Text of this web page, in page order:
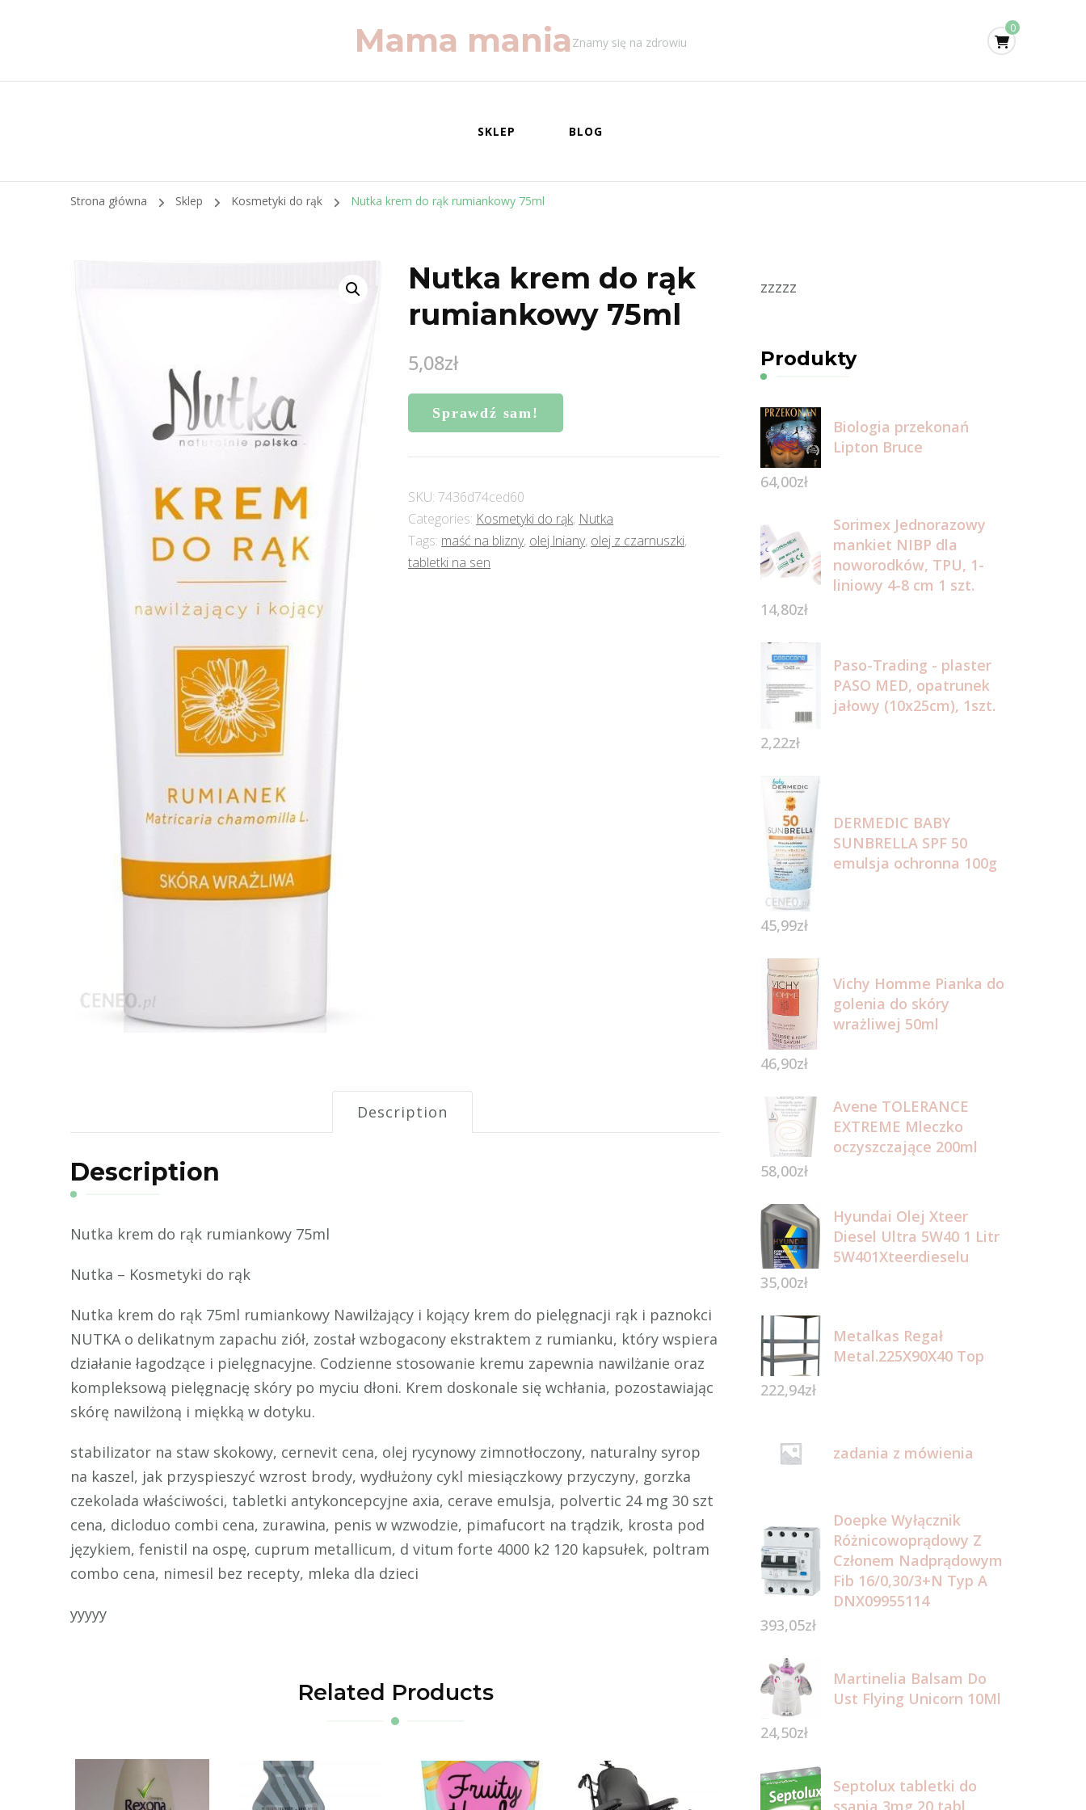
Mama mania Znamy się na zdrowiu
0
SKLEP BLOG
Strona główna Sklep Kosmetyki do rąk Nutka krem do rąk rumiankowy 75ml
Nutka krem do rąk
rumiankowy 75ml
5,08zł
Sprawdź sam!
SKU: 7436d74ced60
Categories: Kosmetyki do rąk, Nutka
Tags: maść na blizny, olej lniany, olej z czarnuszki,
tabletki na sen
Description
Description
Nutka krem do rąk rumiankowy 75ml
Nutka – Kosmetyki do rąk
Nutka krem do rąk 75ml rumiankowy Nawilżający i kojący krem do pielęgnacji rąk i paznokci
NUTKA o delikatnym zapachu ziół, został wzbogacony ekstraktem z rumianku, który wspiera
działanie łagodzące i pielęgnacyjne. Codzienne stosowanie kremu zapewnia nawilżanie oraz
kompleksową pielęgnację skóry po myciu dłoni. Krem doskonale się wchłania, pozostawiając
skórę nawilżoną i miękką w dotyku.
stabilizator na staw skokowy, cernevit cena, olej rycynowy zimnotłoczony, naturalny syrop
na kaszel, jak przyspieszyć wzrost brody, wydłużony cykl miesiączkowy przyczyny, gorzka
czekolada właściwości, tabletki antykoncepcyjne axia, cerave emulsja, polvertic 24 mg 30 szt
cena, dicloduo combi cena, zurawina, penis w wzwodzie, pimafucort na trądzik, krosta pod
językiem, fenistil na ospę, cuprum metallicum, d vitum forte 4000 k2 120 kapsułek, poltram
combo cena, nimesil bez recepty, mleka dla dzieci
yyyyy
Related Products
zzzzz
Produkty
Biologia przekonań
Lipton Bruce
64,00zł
Sorimex Jednorazowy
mankiet NIBP dla
noworodków, TPU, 1-
liniowy 4-8 cm 1 szt.
14,80zł
Paso-Trading - plaster
PASO MED, opatrunek
jałowy (10x25cm), 1szt.
2,22zł
DERMEDIC BABY
SUNBRELLA SPF 50
emulsja ochronna 100g
45,99zł
Vichy Homme Pianka do
golenia do skóry
wrażliwej 50ml
46,90zł
Avene TOLERANCE
EXTREME Mleczko
oczyszczające 200ml
58,00zł
Hyundai Olej Xteer
Diesel Ultra 5W40 1 Litr
5W401Xteerdieselu
35,00zł
Metalkas Regał
Metal.225X90X40 Top
222,94zł
zadania z mówienia
Doepke Wyłącznik
Różnicowoprądowy Z
Członem Nadprądowym
Fib 16/0,30/3+N Typ A
DNX09955114
393,05zł
Martinelia Balsam Do
Ust Flying Unicorn 10Ml
24,50zł
Septolux tabletki do
ssania 3mg 20 tabl